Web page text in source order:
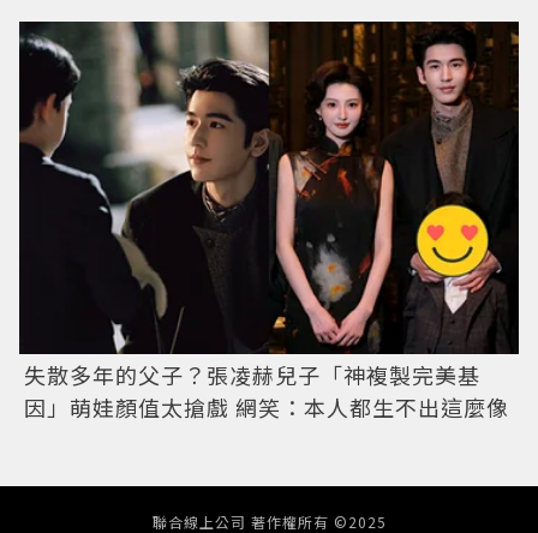
失散多年的父子？張凌赫兒子「神複製完美基
因」萌娃顏值太搶戲 網笑：本人都生不出這麼像
聯合線上公司 著作權所有 ©2025